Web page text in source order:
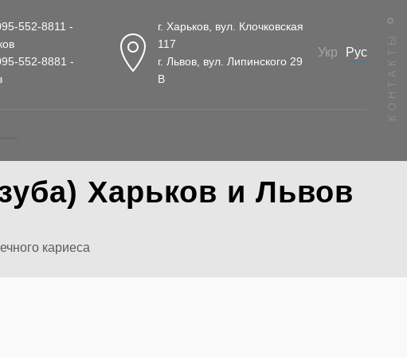
552-8811 -
552-8881 -
г. Харьков, вул. Клочковская
117
г. Львов, вул. Липинского 29
В
Укр Рус
Харьков и Львов
кариеса
КОНТАКТЫ